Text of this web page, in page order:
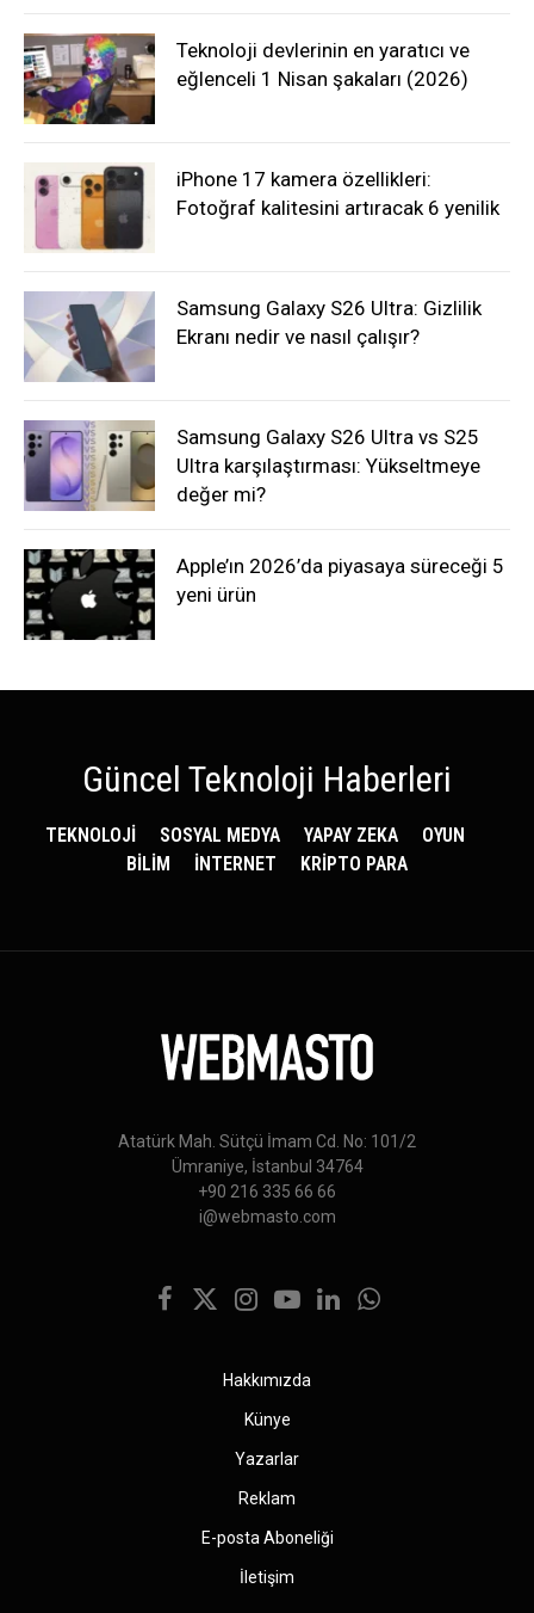
Teknoloji devlerinin en yaratıcı ve
eğlenceli 1 Nisan şakaları (2026)
iPhone 17 kamera özellikleri:
Fotoğraf kalitesini artıracak 6 yenilik
Samsung Galaxy S26 Ultra: Gizlilik
Ekranı nedir ve nasıl çalışır?
Samsung Galaxy S26 Ultra vs S25
Ultra karşılaştırması: Yükseltmeye
değer mi?
Apple’ın 2026’da piyasaya süreceği 5
yeni ürün
Güncel Teknoloji Haberleri
TEKNOLOJİ SOSYAL MEDYA YAPAY ZEKA
OYUN
BİLİM
İNTERNET KRİPTO PARA
Atatürk Mah. Sütçü İmam Cd. No: 101/2
Ümraniye, İstanbul 34764
+90 216 335 66 66
i@webmasto.com
Facebook
X
Instagram
YouTubeLinkedInWhatsApp
Hakkımızda
Künye
Yazarlar
Reklam
E-posta Aboneliği
İletişim